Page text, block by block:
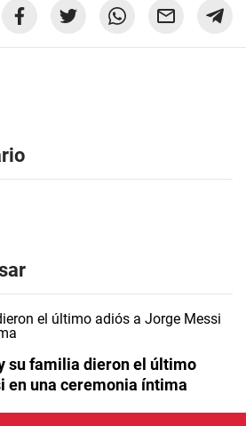
su familia dieron el último
en una ceremonia íntima